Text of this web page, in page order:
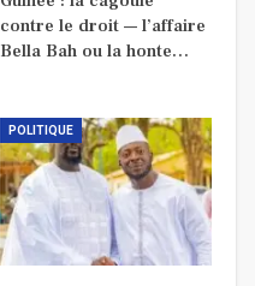
contre le droit — l’affaire
Bella Bah ou la honte…
POLITIQUE